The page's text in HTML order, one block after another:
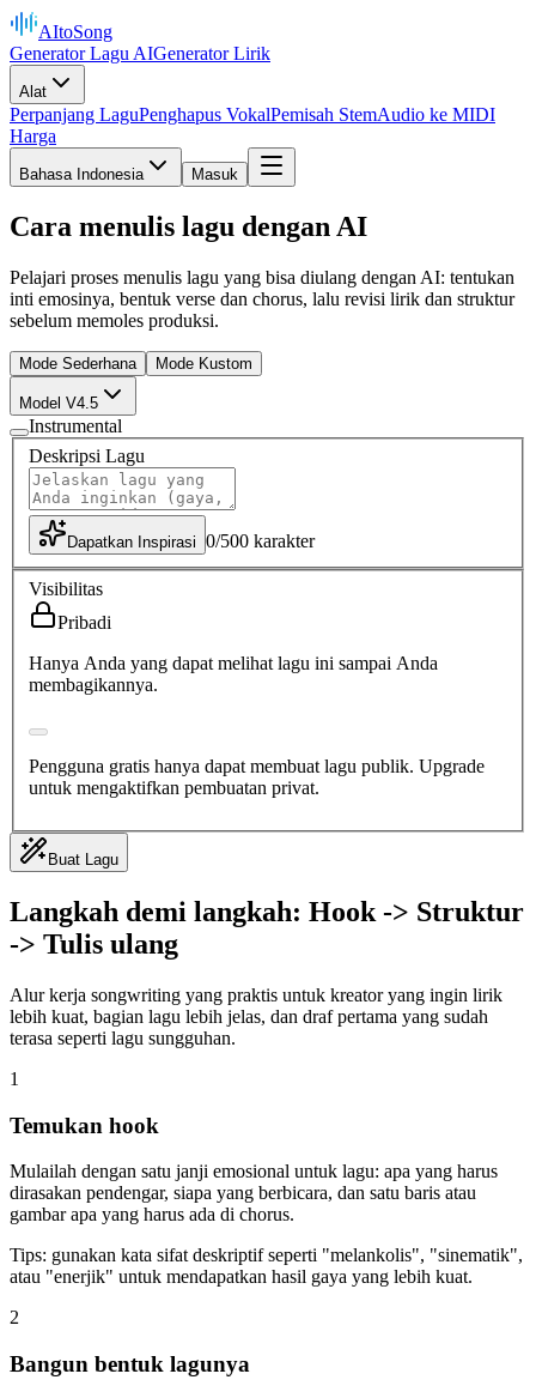
AItoSong
Generator Lagu AIGenerator Lirik
Alat
Perpanjang LaguPenghapus VokalPemisah StemAudio ke MIDI
Harga
Bahasa Indonesia Masuk
Cara menulis lagu dengan AI
Pelajari proses menulis lagu yang bisa diulang dengan AI: tentukan
inti emosinya, bentuk verse dan chorus, lalu revisi lirik dan struktur
sebelum memoles produksi.
Mode Sederhana Mode Kustom
Model V4.5
Instrumental
Deskripsi Lagu
Dapatkan Inspirasi 0/500 karakter
Visibilitas
Pribadi
Hanya Anda yang dapat melihat lagu ini sampai Anda
membagikannya.
Pengguna gratis hanya dapat membuat lagu publik. Upgrade
untuk mengaktifkan pembuatan privat.
Buat Lagu
Langkah demi langkah: Hook -> Struktur
-> Tulis ulang
Alur kerja songwriting yang praktis untuk kreator yang ingin lirik
lebih kuat, bagian lagu lebih jelas, dan draf pertama yang sudah
terasa seperti lagu sungguhan.
1
Temukan hook
Mulailah dengan satu janji emosional untuk lagu: apa yang harus
dirasakan pendengar, siapa yang berbicara, dan satu baris atau
gambar apa yang harus ada di chorus.
Tips: gunakan kata sifat deskriptif seperti "melankolis", "sinematik",
atau "enerjik" untuk mendapatkan hasil gaya yang lebih kuat.
2
Bangun bentuk lagunya